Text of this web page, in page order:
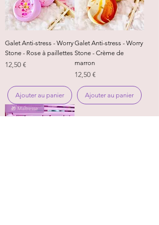
Galet Anti-stress - Worry
Stone - Rose à paillettes
Prix
12,50 €
Ajouter au panier
Galet Anti-stress - Worry
Stone - Crème de
marron
Prix
12,50 €
Ajouter au panier
🎁 Maîtresse